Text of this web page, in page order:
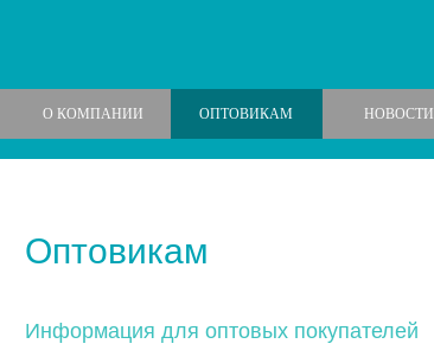
О КОМПАНИИ ОПТОВИКАМ НОВОСТИ
Оптовикам
Информация для оптовых покупателей